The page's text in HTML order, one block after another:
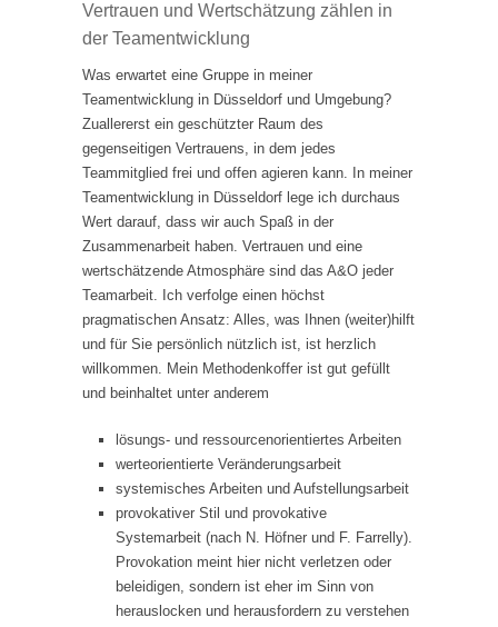
Vertrauen und Wertschätzung zählen in
der Teamentwicklung
Was erwartet eine Gruppe in meiner
Teamentwicklung in Düsseldorf und Umgebung?
Zuallererst ein geschützter Raum des
gegenseitigen Vertrauens, in dem jedes
Teammitglied frei und offen agieren kann. In meiner
Teamentwicklung in Düsseldorf lege ich durchaus
Wert darauf, dass wir auch Spaß in der
Zusammenarbeit haben. Vertrauen und eine
wertschätzende Atmosphäre sind das A&O jeder
Teamarbeit. Ich verfolge einen höchst
pragmatischen Ansatz: Alles, was Ihnen (weiter)hilft
und für Sie persönlich nützlich ist, ist herzlich
willkommen. Mein Methodenkoffer ist gut gefüllt
und beinhaltet unter anderem
lösungs- und ressourcenorientiertes Arbeiten
werteorientierte Veränderungsarbeit
systemisches Arbeiten und Aufstellungsarbeit
provokativer Stil und provokative
Systemarbeit (nach N. Höfner und F. Farrelly).
Provokation meint hier nicht verletzen oder
beleidigen, sondern ist eher im Sinn von
herauslocken und herausfordern zu verstehen